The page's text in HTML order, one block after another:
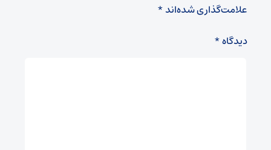
علامت‌گذاری شده‌اند*
دیدگاه*